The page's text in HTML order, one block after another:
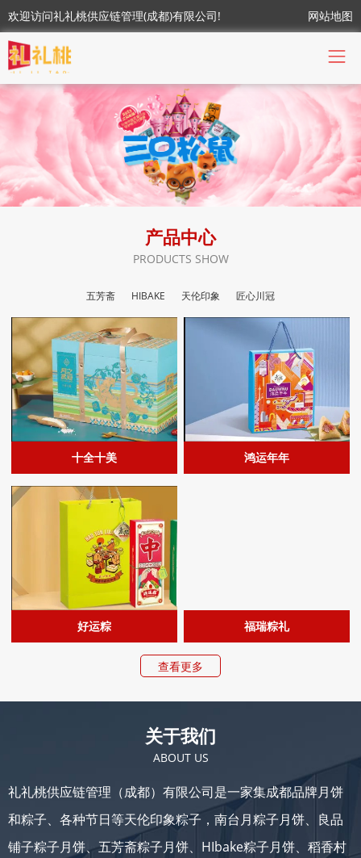
欢迎访问礼礼桃供应链管理(成都)有限公司! 网站地图
产品中心
PRODUCTS SHOW
五芳斋 HIBAKE 天伦印象 匠心川冠
十全十美 鸿运年年
好运粽 福瑞粽礼
查看更多
关于我们
ABOUT US
礼礼桃供应链管理（成都）有限公司是一家集成都品牌月饼
和粽子、各种节日等天伦印象粽子，南台月粽子月饼、良品
铺子粽子月饼、五芳斋粽子月饼、HIbake粽子月饼、稻香村